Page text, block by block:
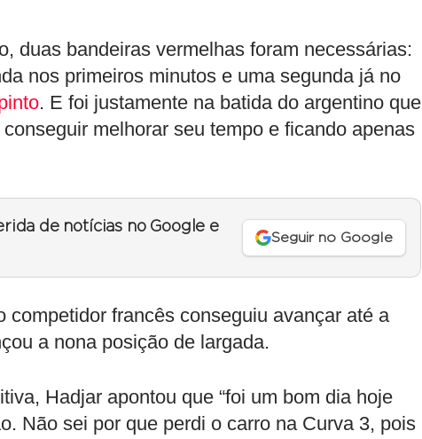
duas bandeiras vermelhas foram necessárias:
nos primeiros minutos e uma segunda já no
. E foi justamente na batida do argentino que
melhorar seu tempo e ficando apenas
de notícias no Google e
Seguir no Google
francês conseguiu avançar até a
a nona posição de largada.
Hadjar apontou que “foi um bom dia hoje
Não sei por que perdi o carro na Curva 3, pois